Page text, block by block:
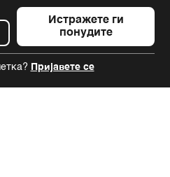
Истражете ги
понудите
Пријавете се